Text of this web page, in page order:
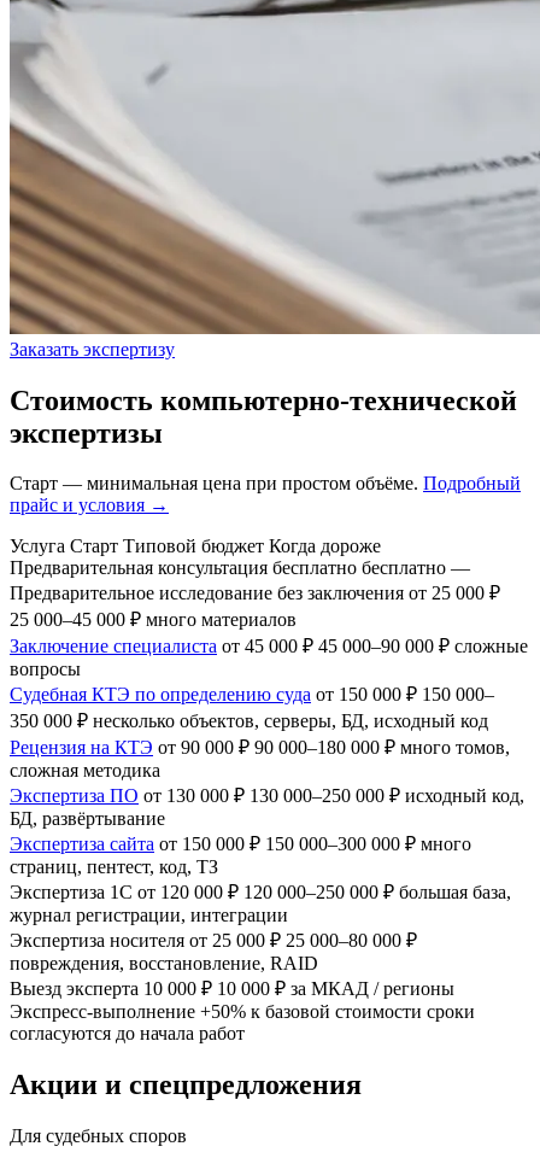
Заказать экспертизу
Стоимость компьютерно-технической
экспертизы
Старт — минимальная цена при простом объёме. Подробный
прайс и условия →
Услуга Старт Типовой бюджет Когда дороже
Предварительная консультация бесплатно бесплатно —
Предварительное исследование без заключения от 25 000 ₽
25 000–45 000 ₽ много материалов
Заключение специалиста от 45 000 ₽ 45 000–90 000 ₽ сложные
вопросы
Судебная КТЭ по определению суда от 150 000 ₽ 150 000–
350 000 ₽ несколько объектов, серверы, БД, исходный код
Рецензия на КТЭ от 90 000 ₽ 90 000–180 000 ₽ много томов,
сложная методика
Экспертиза ПО от 130 000 ₽ 130 000–250 000 ₽ исходный код,
БД, развёртывание
Экспертиза сайта от 150 000 ₽ 150 000–300 000 ₽ много
страниц, пентест, код, ТЗ
Экспертиза 1С от 120 000 ₽ 120 000–250 000 ₽ большая база,
журнал регистрации, интеграции
Экспертиза носителя от 25 000 ₽ 25 000–80 000 ₽
повреждения, восстановление, RAID
Выезд эксперта 10 000 ₽ 10 000 ₽ за МКАД / регионы
Экспресс-выполнение +50% к базовой стоимости сроки
согласуются до начала работ
Акции и спецпредложения
Для судебных споров